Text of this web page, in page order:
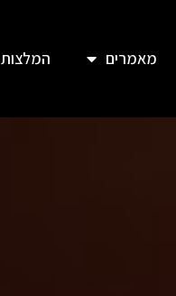
מאמרים המלצות